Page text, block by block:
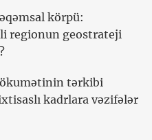
körpü:
regionun geostrateji
tərkibi
kadrlara vəzifələr